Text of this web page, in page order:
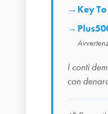
Key
I conti
con